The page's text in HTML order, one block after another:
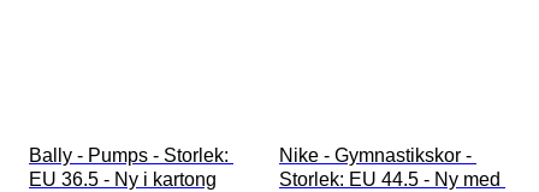
Bally - Pumps - Storlek:
EU 36.5 - Ny i kartong
Nike - Gymnastikskor -
Storlek: EU 44.5 - Ny med